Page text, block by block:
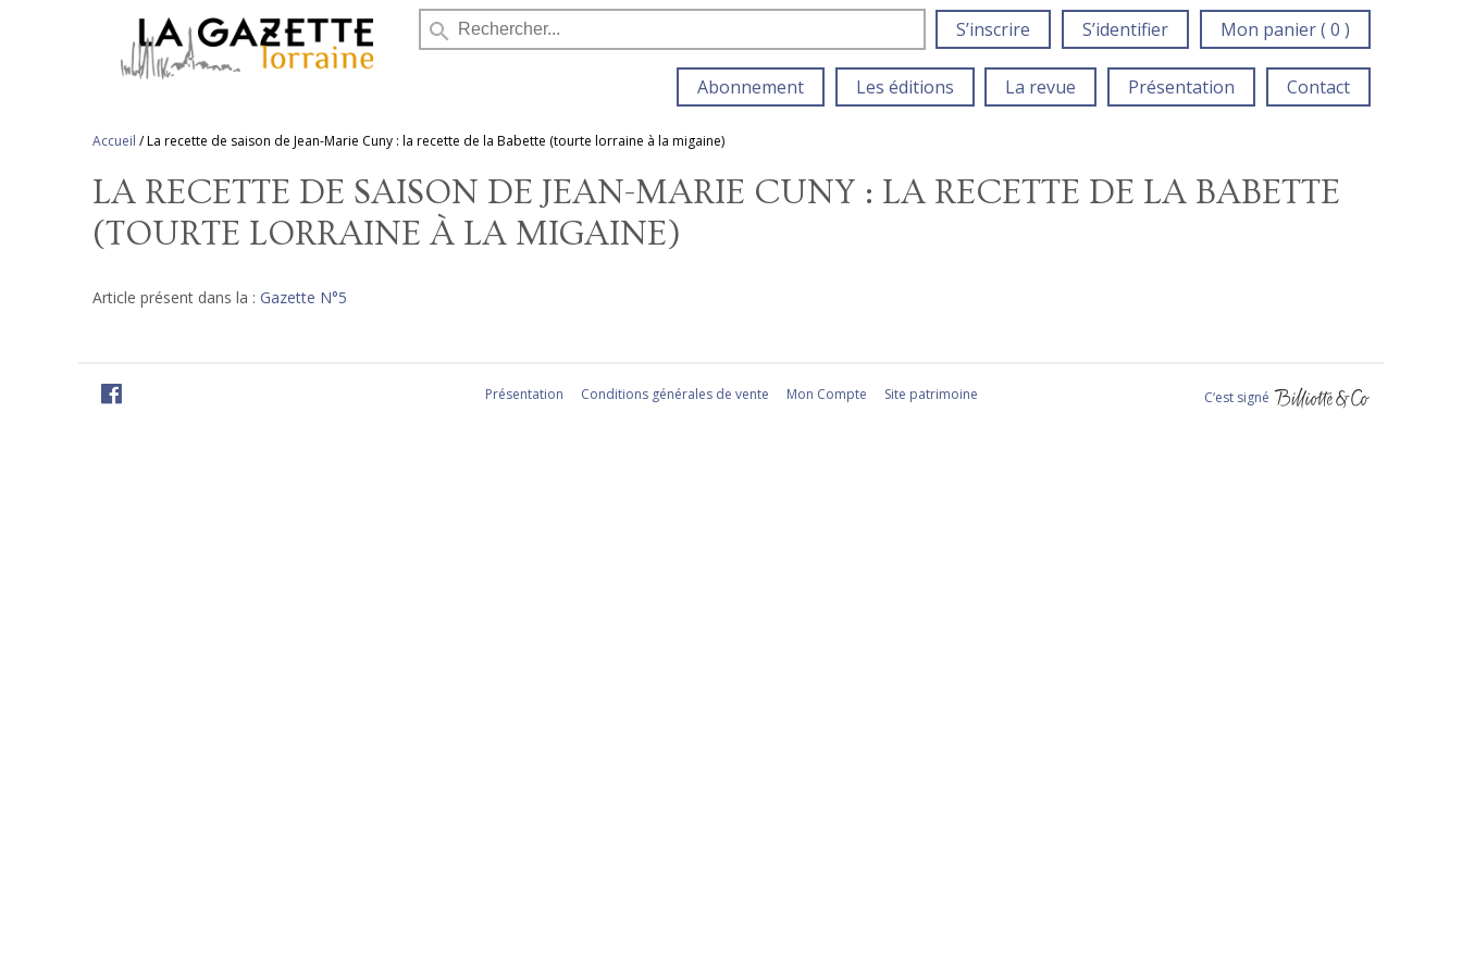
search S’inscrire S’identifier Mon panier ( 0 )
Abonnement Les éditions La revue Présentation Contact
Accueil /La recette de saison de Jean-Marie Cuny : la recette de la Babette (tourte lorraine à la migaine)
LA RECETTE DE SAISON DE JEAN-MARIE CUNY : LA RECETTE DE LA BABETTE
(TOURTE LORRAINE À LA MIGAINE)
Article présent dans la : Gazette N°5
Présentation Conditions générales de vente Mon Compte Site patrimoine C‘est signé